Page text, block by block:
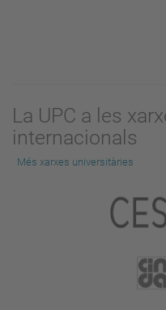
La UPC a les
internacionals
Més xarxes universitàries